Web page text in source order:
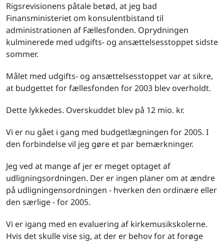
Rigsrevisionens påtale betød, at jeg bad
Finansministeriet om konsulentbistand til
administrationen af Fællesfonden. Oprydningen
kulminerede med udgifts- og ansættelsesstoppet sidste
sommer.
Målet med udgifts- og ansættelsesstoppet var at sikre,
at budgettet for fællesfonden for 2003 blev overholdt.
Dette lykkedes. Overskuddet blev på 12 mio. kr.
Vi er nu gået i gang med budgetlægningen for 2005. I
den forbindelse vil jeg gøre et par bemærkninger.
Jeg ved at mange af jer er meget optaget af
udligningsordningen. Der er ingen planer om at ændre
på udligningensordningen - hverken den ordinære eller
den særlige - for 2005.
Vi er igang med en evaluering af kirkemusikskolerne.
Hvis det skulle vise sig, at der er behov for at forøge